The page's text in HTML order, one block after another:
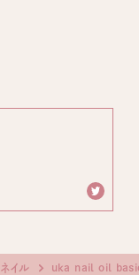
ネイル uka nail oil